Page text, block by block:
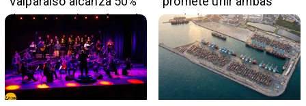
de avance y beneficiará
a 396 familias
ciudades en 45 minutos